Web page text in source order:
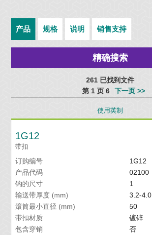
产品 规格 说明 销售支持
精确搜索
261 已找到文件
第 1 页 6
下一页 >>
使用英制
1G12
带扣
订购编号
1G12
产品代码
02100
钩的尺寸
1
输送带厚度 (mm)
3.2-4.0
滚筒最小直径 (mm)
50
带扣材质
镀锌
包含穿销
否